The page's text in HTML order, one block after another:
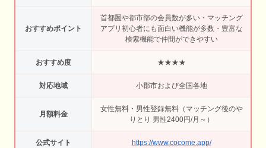
おすすめポイント
首都圏や都市部の会員数が多い・マッチング
アプリ初心者にも面白い機能が多数・豊富な
検索機能で仲間ができやすい
おすすめ度 ★★★★
対応地域 小郡市および全国各地
月額料金
女性無料・男性登録無料（マッチング後のや
りとり 男性2400円/月～）
公式サイト https://www.cocome.app/